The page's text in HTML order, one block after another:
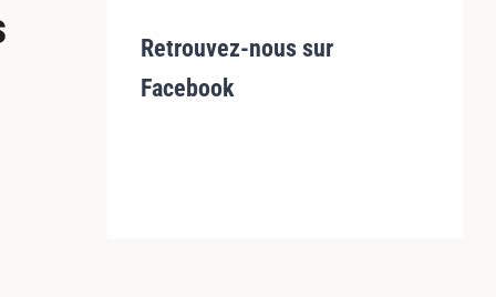
Retrouvez-nous sur
Facebook